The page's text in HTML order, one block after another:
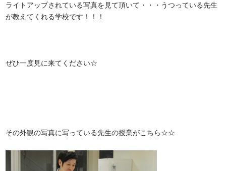
ライトアップされている写真を見て頂いて・・・うつっている先生
が教えてくれる学校です！！！
ぜひ一度見に来てください☆
その外観の写真に写っている先生の授業がこちら☆☆